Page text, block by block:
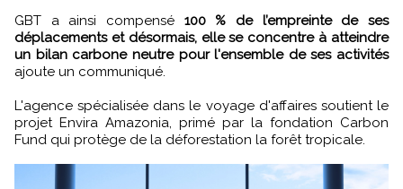
GBT a ainsi compensé 100 % de l’empreinte de ses
déplacements et désormais, elle se concentre à atteindre
un bilan carbone neutre pour l'ensemble de ses activités
ajoute un communiqué.
L'agence spécialisée dans le voyage d'affaires soutient le
projet Envira Amazonia, primé par la fondation Carbon
Fund qui protège de la déforestation la forêt tropicale.